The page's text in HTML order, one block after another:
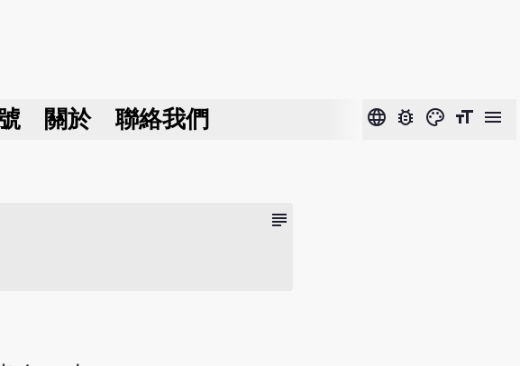
關於 聯絡我們 language bug_report color_lens format_size menu
subject